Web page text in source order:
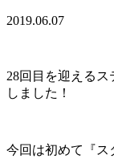
2019.06.07
28回目を迎える
しました！
今回は初めて『ス